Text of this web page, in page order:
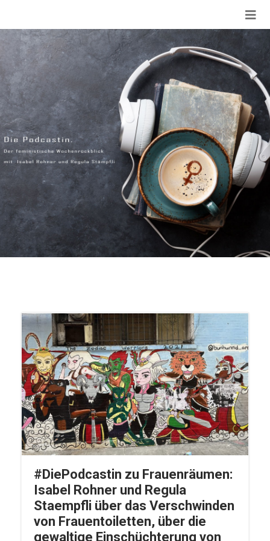
#DiePodcastin zu Frauenräumen:
Isabel Rohner und Regula
Staempfli über das Verschwinden
von Frauentoiletten, über die
gewaltige Einschüchterung von